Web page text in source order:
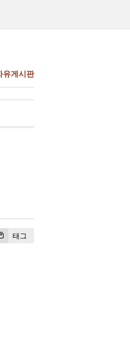
유게시판
태그